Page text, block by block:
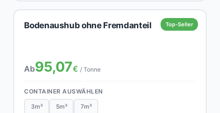
Top-Seller
Bodenaushub ohne Fremdanteil
Ab95,07€ / Tonne
CONTAINER AUSWÄHLEN
3m³ 5m³ 7m³